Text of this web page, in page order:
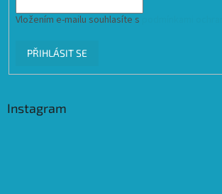
Vložením e-mailu souhlasíte s
PŘIHLÁSIT SE
Instagram